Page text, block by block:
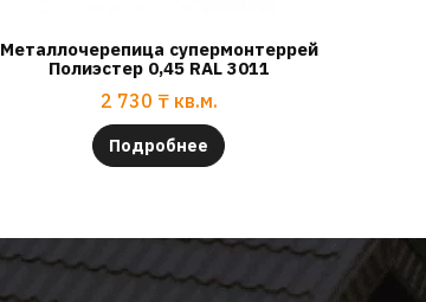
Металлочерепица супермонтеррей
Полиэстер 0,45 RAL 3011
2 730 ₸ кв.м.
Подробнее